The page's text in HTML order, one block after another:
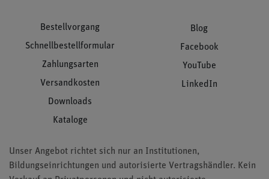
Bestellvorgang
Schnellbestellformular
Zahlungsarten
Versandkosten
Downloads
Kataloge
Blog
Facebook
YouTube
LinkedIn
Unser Angebot richtet sich nur an Institutionen,
Bildungseinrichtungen und autorisierte Vertragshändler. Kein